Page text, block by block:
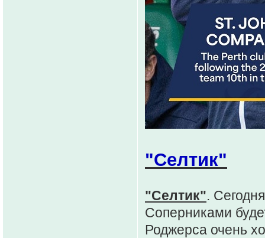
"Селтик"
"Селтик".
Соперниками
Роджерса очень